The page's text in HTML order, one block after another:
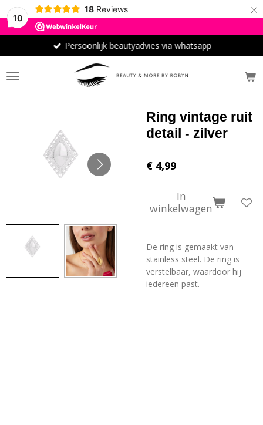
10
18 Reviews ×
Persoonlijk beautyadvies via whatsapp
Ring vintage ruit
detail - zilver
€ 4,99
In
winkelwagen
De ring is gemaakt van
stainless steel. De ring is
verstelbaar, waardoor hij
iedereen past.